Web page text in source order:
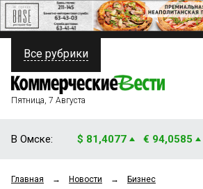
ПОЛИТИКА
ФИНАНСЫ
ОБЩЕСТВО
Все рубрики
Пятница, 7 Августа
В Омске: $ 81,4077 € 94,0585
Главная → Новости → Бизнес